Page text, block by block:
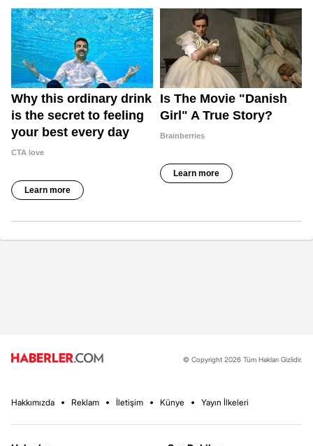
© Copyright 2026 Tüm Hakları Gizlidir.
Hakkımızda Reklam İletişim Künye Yayın İlkeleri